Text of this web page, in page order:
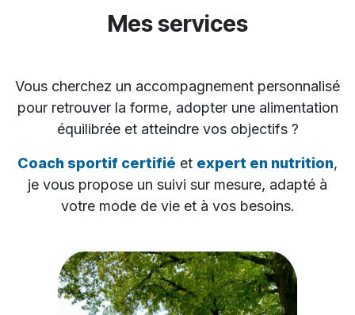
Mes services
Vous cherchez un accompagnement personnalisé
pour retrouver la forme, adopter une alimentation
équilibrée et atteindre vos objectifs ?
Coach sportif certifié et expert en nutrition,
je vous propose un suivi sur mesure, adapté à
votre mode de vie et à vos besoins.